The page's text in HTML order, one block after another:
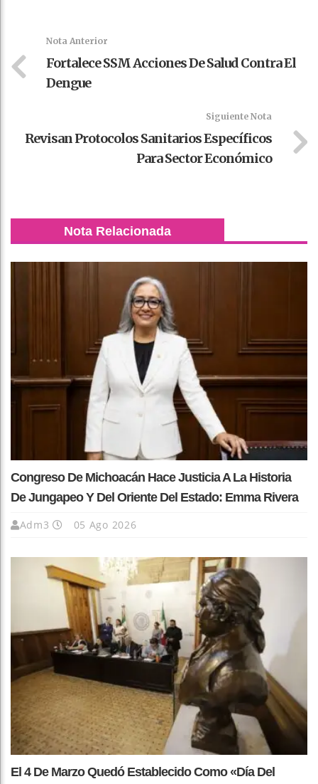
Nota Anterior
Fortalece SSM Acciones De Salud Contra El
Dengue
Siguiente Nota
Revisan Protocolos Sanitarios Específicos
Para Sector Económico
Nota Relacionada
Congreso De Michoacán Hace Justicia A La Historia
De Jungapeo Y Del Oriente Del Estado: Emma Rivera
Adm3 05 Ago 2026
El 4 De Marzo Quedó Establecido Como «Día Del